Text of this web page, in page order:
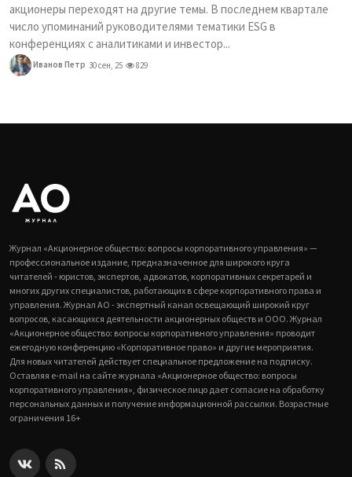
акционеры переходят на другие темы. В последнем квартале
число упоминаний руководителями тематики ESG в
конференциях с аналитиками и инвестор...
Иванов Петр 30 сен, 25 829
Журнал «Акционерное общество: вопросы корпоративного управления» —
профессиональное издание, предназначенное для широкого круга
читателей - юристов, экспертов, адвокатов, корпоративных секретарей и
многих других специалистов, работающих в сфере корпоративного права и
управления. Журнал АО - экспертный канал освещающий широкий круг
вопросов, касающихся деятельности акционерных обществ и ООО. Журнал
«Акционерное общество: вопросы корпоративного управления» проводит
ежегодную конференцию «Корпоративное право» и другие мероприятия.
Для новых читателей действует специальное предложение на подписку.
Оставляя e-mail на сайте журнала «Акционерное общество: вопросы
корпоративного управления», физическое лицо дает согласие на обработку
персональных данных и получение информационной рассылки. Возрастные
ограничения 16+